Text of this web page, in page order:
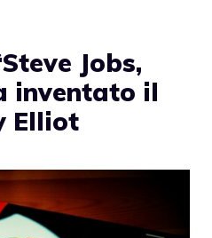
Jobs,
inventato il
Elliot